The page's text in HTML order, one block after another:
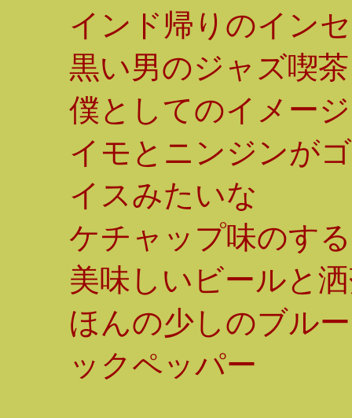
インド帰りのイン
黒い男のジャズ喫
僕としてのイメー
イモとニンジンが
イスみたいな
ケチャップ味のす
美味しいビールと
ほんの少しのブル
ックペッパー